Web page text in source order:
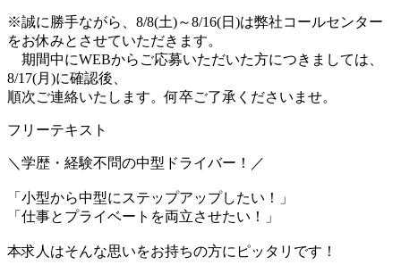
※誠に勝手ながら、8/8(土)～8/16(日)は弊社コールセンター
をお休みとさせていただきます。
期間中にWEBからご応募いただいた方につきましては、
8/17(月)に確認後、
順次ご連絡いたします。何卒ご了承くださいませ。
フリーテキスト
＼学歴・経験不問の中型ドライバー！／
「小型から中型にステップアップしたい！」
「仕事とプライベートを両立させたい！」
本求人はそんな思いをお持ちの方にピッタリです！